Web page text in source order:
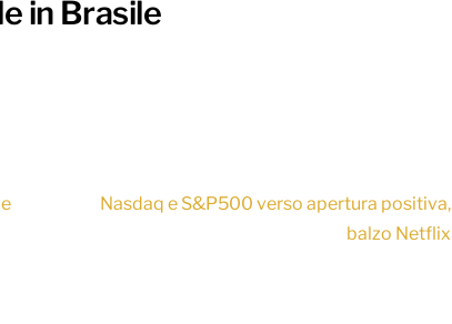
in Brasile
Nasdaq e S&P500 verso apertura positiva,
balzo Netflix